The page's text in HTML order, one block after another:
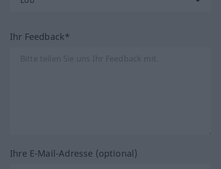
Ihr Feedback*
Ihre E-Mail-Adresse (optional)